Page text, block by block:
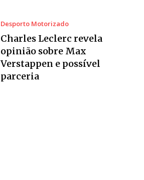
Desporto Motorizado
Charles Leclerc revela
opinião sobre Max
Verstappen e possível
parceria